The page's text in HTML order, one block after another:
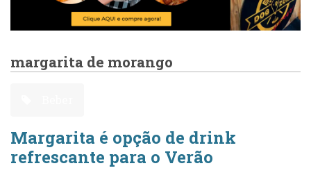
margarita de morango
Margarita é opção de drink
refrescante para o Verão